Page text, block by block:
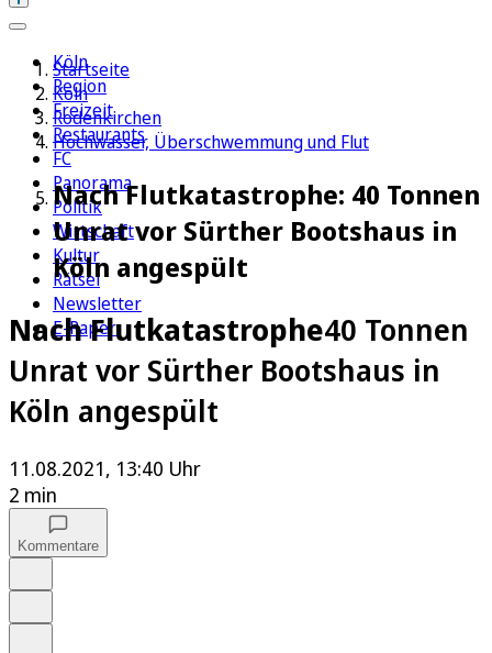
Köln
Region
Freizeit
Restaurants
FC
Panorama
Politik
Wirtschaft
Kultur
Rätsel
Newsletter
E-Paper
Startseite
Köln
Rodenkirchen
Hochwasser, Überschwemmung und Flut
Nach Flutkatastrophe: 40 Tonnen
Unrat vor Sürther Bootshaus in
Köln angespült
Nach Flutkatastrophe40 Tonnen
Unrat vor Sürther Bootshaus in
Köln angespült
11.08.2021, 13:40 Uhr
2 min
Kommentare